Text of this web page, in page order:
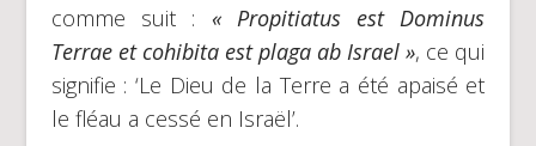
comme suit : « Propitiatus est Dominus
Terrae et cohibita est plaga ab Israel », ce qui
signifie : ‘Le Dieu de la Terre a été apaisé et
le fléau a cessé en Israël’.